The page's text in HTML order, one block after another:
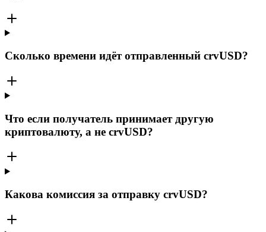
Сколько времени идёт отправленный crvUSD?
Что если получатель принимает другую
криптовалюту, а не crvUSD?
Какова комиссия за отправку crvUSD?